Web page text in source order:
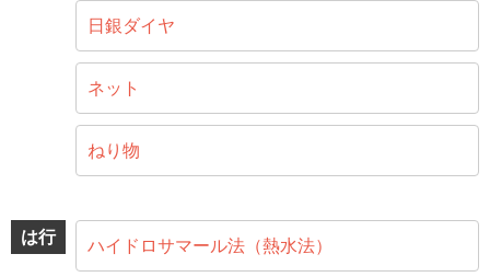
日銀ダイヤ
ネット
ねり物
は行 ハイドロサマール法（熱水法）